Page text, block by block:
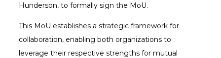
Hunderson, to formally sign the MoU.
This MoU establishes a strategic framework for
collaboration, enabling both organizations to
leverage their respective strengths for mutual